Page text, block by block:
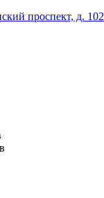
проспект, д. 102